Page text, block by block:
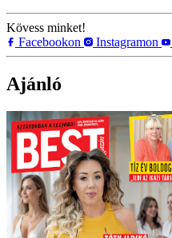
Kövess minket!
Facebookon
Instagramon
Ajánló